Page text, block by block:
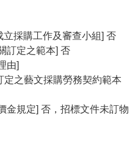
採購工作及審查小組] 否
訂定之範本] 否
由]
之藝文採購勞務契約範本
金規定] 否，招標文件未訂物